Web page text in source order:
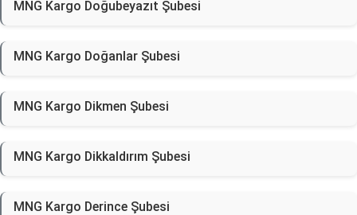
MNG Kargo Doğubeyazıt Şubesi
MNG Kargo Doğanlar Şubesi
MNG Kargo Dikmen Şubesi
MNG Kargo Dikkaldırım Şubesi
MNG Kargo Derince Şubesi